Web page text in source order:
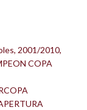
, 2001/2010,
COPA